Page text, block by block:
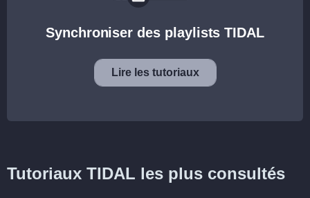
Synchroniser des playlists TIDAL
Lire les tutoriaux
Tutoriaux TIDAL les plus consultés